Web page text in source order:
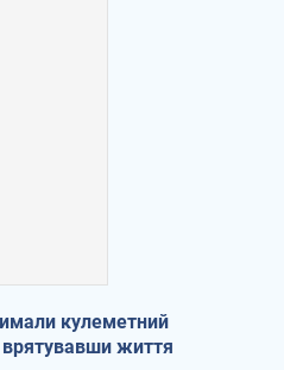
кулеметний
врятувавши життя